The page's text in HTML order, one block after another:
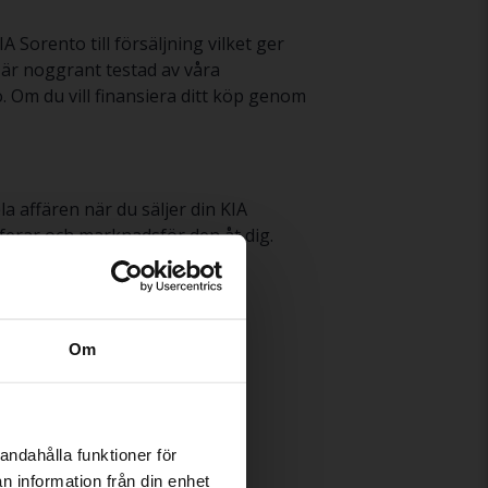
Om
funktioner för
information från din enhet
Sorento till försäljning vilket ger
noggrant testad av våra
du vill finansiera ditt köp genom
affären när du säljer din KIA
och marknadsför den åt dig.
KIA Sorentohär.